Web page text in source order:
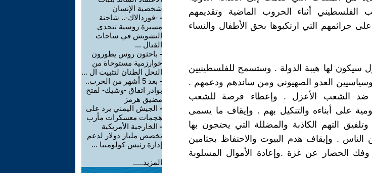
أثناء الحروب الماضية وتقديمهم
جرائمهم التي ارتكبوها بحق الأطفال والنساء
سيكون لها هيبة الدولة . وستسمح للفلسطينيين
العدو الصهيوني ومن ساندهم ودعمهم .
ضد الشعب الأعزل . وإعطاء فرصة للشعب
على أبناءه والتنكيل بهم . وإيقاف ما يسمى
التهم الكاذبة والمضللة التي يحتجون بها
. وإيقاف هدم البيوت والاحتفاظ بجثامين
وفك الحصار عن غزة .وإعادة الأموال المسلوبة
شخصية الإنسان
- -فوردالاك-.. شاحنة
مسيرة روسية تتحدى
التشويش في ساحات
القتال ...
- باحثون روس يطورون
خوارزمية مستوحاة من
النحل الطنان لتثبيت ال ...
-
بعد 5 أشهر من الحرب..
بوادر اتفاق -وشيك- لفتح
مضيق هرمز
- الجيش اليمني يرد على
هجمات معسكرات مأرب
- الخارجية الأمريكية
تخصص مليار دولار لدعم
إدارة رئيس كولومبيا ...
المزيد.....